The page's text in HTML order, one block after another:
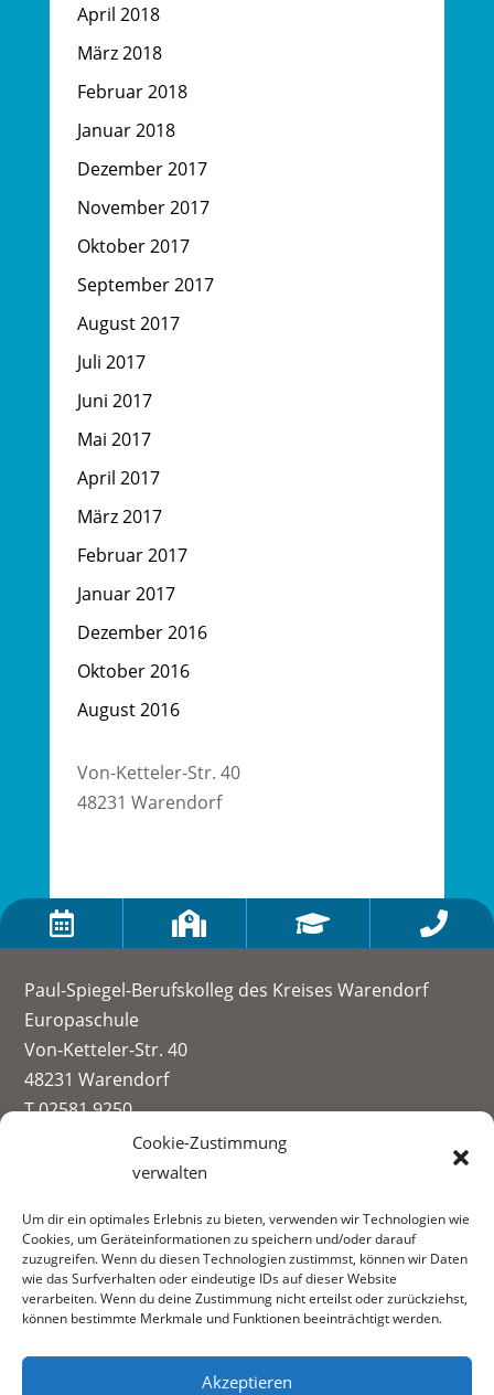
Cookie-Zustimmung
verwalten
Um dir ein optimales Erlebnis zu bieten, verwenden wir Technologien wie
Cookies, um Geräteinformationen zu speichern und/oder darauf
zuzugreifen. Wenn du diesen Technologien zustimmst, können wir Daten
wie das Surfverhalten oder eindeutige IDs auf dieser Website
verarbeiten. Wenn du deine Zustimmung nicht erteilst oder zurückziehst,
können bestimmte Merkmale und Funktionen beeinträchtigt werden.
Akzeptieren
April 2018
März 2018
Februar 2018
Januar 2018
Dezember 2017
November 2017
Oktober 2017
September 2017
August 2017
Juli 2017
Juni 2017
Mai 2017
April 2017
März 2017
Februar 2017
Januar 2017
Dezember 2016
Oktober 2016
August 2016
Von-Ketteler-Str. 40
48231 Warendorf
   
Paul-Spiegel-Berufskolleg des Kreises Warendorf
Europaschule
Von-Ketteler-Str. 40
48231 Warendorf
T 02581 9250
info@paul-spiegel-berufskolleg.eu
Datenschutzerklärung
Informationen zur Datenerhebung
Fachbereiche: